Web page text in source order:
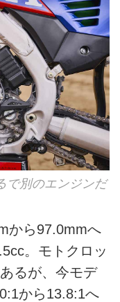
で別のエンジンだ
から97.0mmへ
。モトクロッ
るが、今モデ
から13.8:1へ